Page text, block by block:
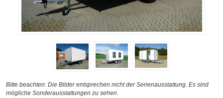
Bitte beachten: Die Bilder entsprechen nicht der Serienausstattung. Es sind
mögliche Sonderausstattungen zu sehen.